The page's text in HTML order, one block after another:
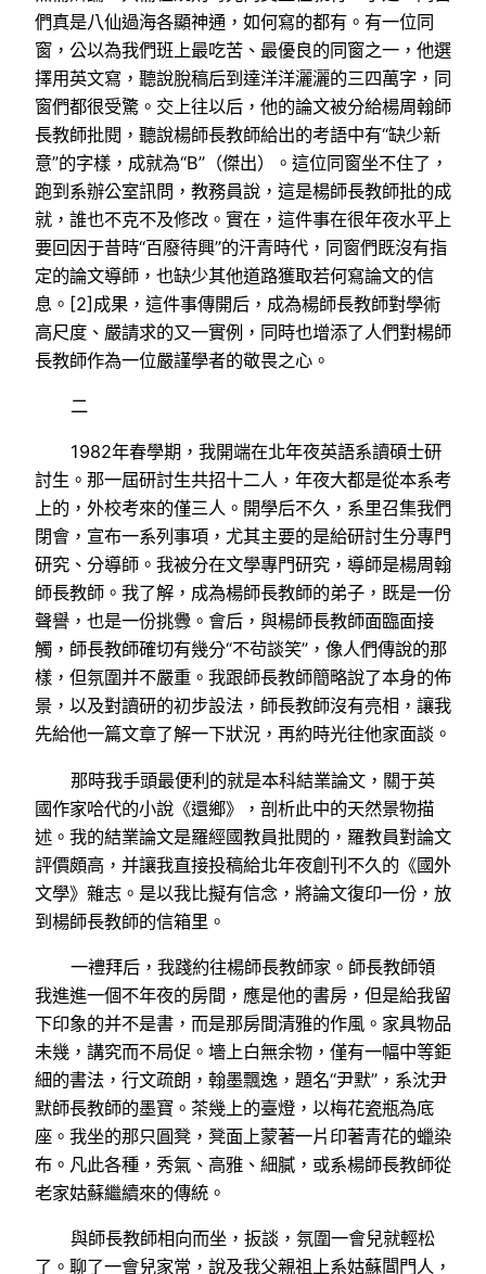
們真是八仙過海各顯神通，如何寫的都有。有一位同
窗，公以為我們班上最吃苦、最優良的同窗之一，他選
擇用英文寫，聽說脫稿后到達洋洋灑灑的三四萬字，同
窗們都很受驚。交上往以后，他的論文被分給楊周翰師
長教師批閱，聽說楊師長教師給出的考語中有“缺少新
意”的字樣，成就為“B”（傑出）。這位同窗坐不住了，
跑到系辦公室訊問，教務員說，這是楊師長教師批的成
就，誰也不克不及修改。實在，這件事在很年夜水平上
要回因于昔時“百廢待興”的汗青時代，同窗們既沒有指
定的論文導師，也缺少其他道路獲取若何寫論文的信
息。[2]成果，這件事傳開后，成為楊師長教師對學術
高尺度、嚴請求的又一實例，同時也增添了人們對楊師
長教師作為一位嚴謹學者的敬畏之心。
二
1982年春學期，我開端在北年夜英語系讀碩士研
討生。那一屆研討生共招十二人，年夜大都是從本系考
上的，外校考來的僅三人。開學后不久，系里召集我們
閉會，宣布一系列事項，尤其主要的是給研討生分專門
研究、分導師。我被分在文學專門研究，導師是楊周翰
師長教師。我了解，成為楊師長教師的弟子，既是一份
聲譽，也是一份挑釁。會后，與楊師長教師面臨面接
觸，師長教師確切有幾分“不茍談笑”，像人們傳說的那
樣，但氛圍并不嚴重。我跟師長教師簡略說了本身的佈
景，以及對讀研的初步設法，師長教師沒有亮相，讓我
先給他一篇文章了解一下狀況，再約時光往他家面談。
那時我手頭最便利的就是本科結業論文，關于英
國作家哈代的小說《還鄉》，剖析此中的天然景物描
述。我的結業論文是羅經國教員批閱的，羅教員對論文
評價頗高，并讓我直接投稿給北年夜創刊不久的《國外
文學》雜志。是以我比擬有信念，將論文復印一份，放
到楊師長教師的信箱里。
一禮拜后，我踐約往楊師長教師家。師長教師領
我進進一個不年夜的房間，應是他的書房，但是給我留
下印象的并不是書，而是那房間清雅的作風。家具物品
未幾，講究而不局促。墻上白無余物，僅有一幅中等鉅
細的書法，行文疏朗，翰墨飄逸，題名“尹默”，系沈尹
默師長教師的墨寶。茶幾上的臺燈，以梅花瓷瓶為底
座。我坐的那只圓凳，凳面上蒙著一片印著青花的蠟染
布。凡此各種，秀氣、高雅、細膩，或系楊師長教師從
老家姑蘇繼續來的傳統。
與師長教師相向而坐，扳談，氛圍一會兒就輕松
了。聊了一會兒家常，說及我父親祖上系姑蘇閶門人，